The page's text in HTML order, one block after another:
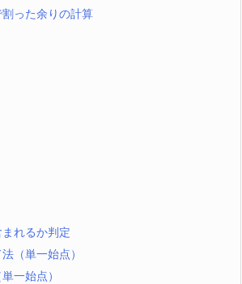
った余りの計算
れるか判定
（単一始点）
一始点）